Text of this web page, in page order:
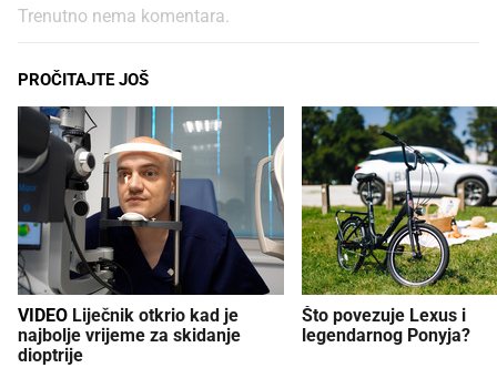
Trenutno nema komentara.
PROČITAJTE JOŠ
VIDEO
najbolje vrijeme za skidanje
dioptrije
Što povezuje Lexus i
legendarnog Ponyja?